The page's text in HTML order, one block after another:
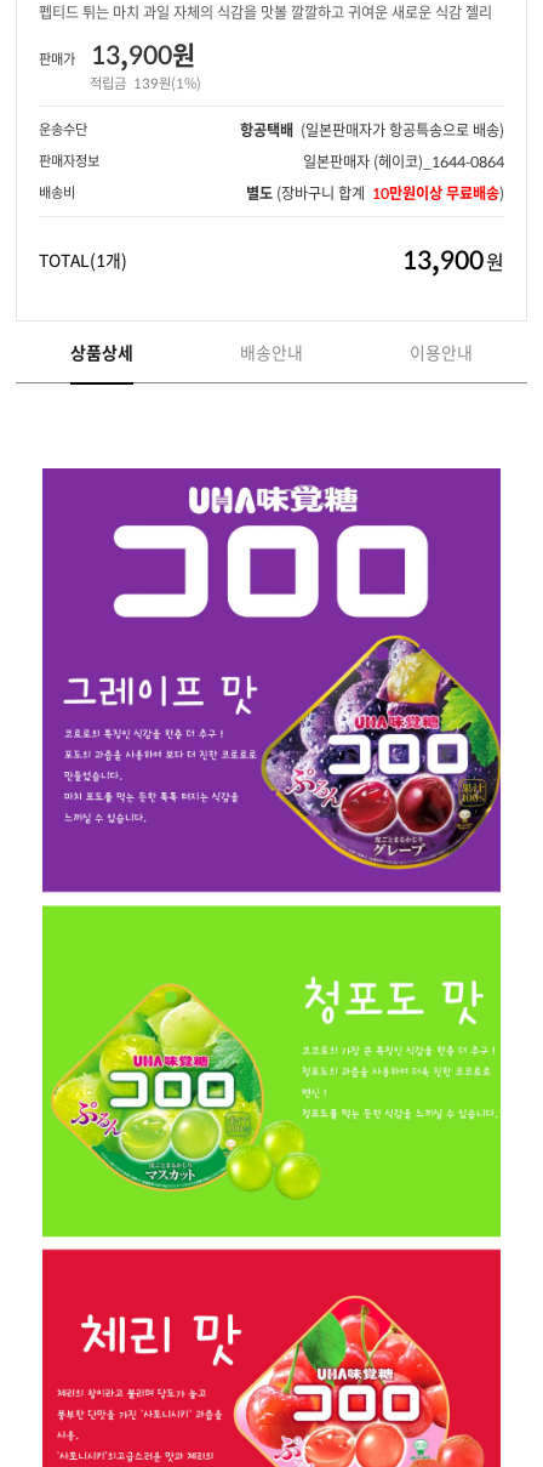
상품상세 배송안내 이용안내
펩티드 튀는 마치 과일 자체의 식감을 맛볼 깔깔하고 귀여운 새로운 식감 젤리
판매가 13,900원
적립금 139원(1%)
운송수단 항공택배 (일본판매자가 항공특송으로 배송)
판매자정보 일본판매자 (헤이코)_1644-0864
배송비 별도 (장바구니 합계 10만원이상 무료배송)
TOTAL 13,900원
(1개)